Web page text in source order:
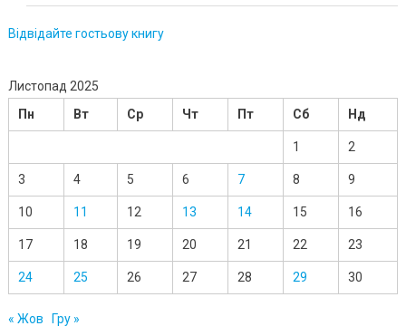
Відвідайте гостьову книгу
Листопад 2025
Пн
Вт Ср Чт Пт Сб Нд
1 2
3 4 5 6 7 8 9
10 11 12 13 14 15 16
17 18 19 20 21 22 23
24 25 26 27 28 29 30
« Жов Гру »